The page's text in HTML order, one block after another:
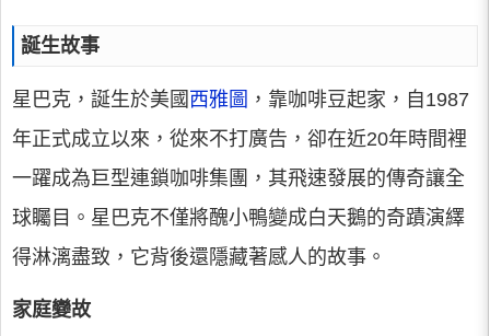
誕生故事
星巴克，誕生於美國 西雅圖 ，靠咖啡豆起家，自1987
年正式成立以來，從來不打廣告，卻在近20年時間裡
一躍成為巨型連鎖咖啡集團，其飛速發展的傳奇讓全
球矚目。星巴克不僅將醜小鴨變成白天鵝的奇蹟演繹
得淋漓盡致，它背後還隱藏著感人的故事。
家庭變故